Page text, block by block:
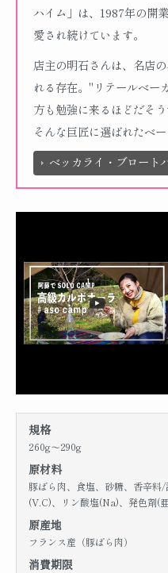
ハイム」は、1987年の開
愛され続けています。
店主の明石さんは、名店
れる存在。"リテールベー
方も勉強に来るほどだそ
そんな巨匠に選ばれたベー
ベッカライ・ブロー
規格
260g～290g
原材料
豚ばら肉、食塩、砂糖、香辛料
(V.C)、リン酸塩(Na)、発色剤(
原産地
フランス産（豚ばら肉）
消費期限